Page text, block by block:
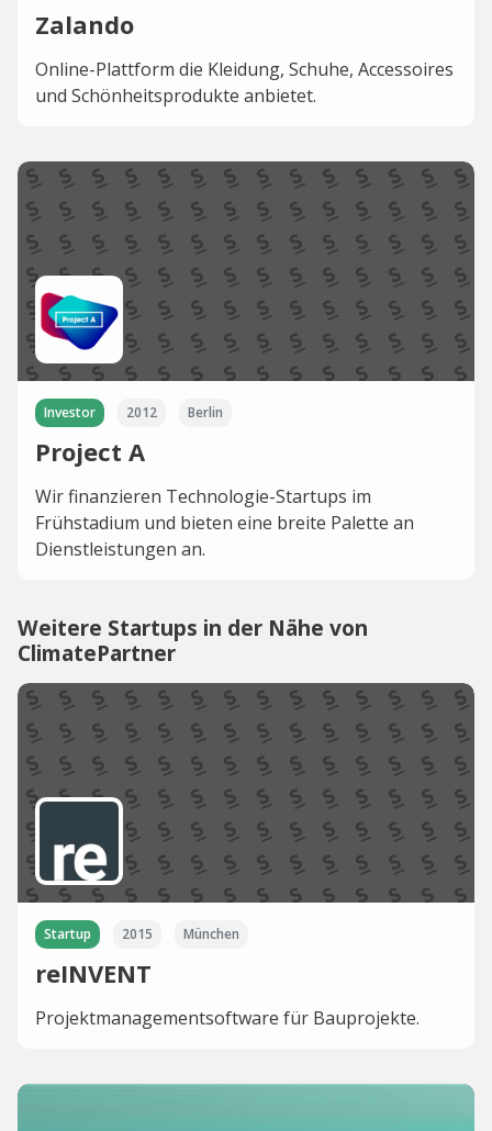
Zalando
Online-Plattform die Kleidung, Schuhe, Accessoires
und Schönheitsprodukte anbietet.
Investor 2012 Berlin
Project A
Wir finanzieren Technologie-Startups im
Frühstadium und bieten eine breite Palette an
Dienstleistungen an.
Weitere Startups in der Nähe von
ClimatePartner
Startup 2015 München
reINVENT
Projektmanagementsoftware für Bauprojekte.